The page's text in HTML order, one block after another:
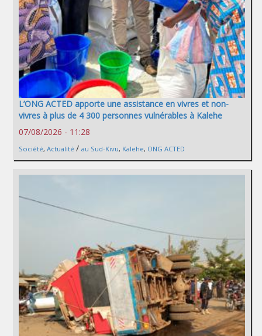
L’ONG ACTED apporte une assistance en vivres et non-
vivres à plus de 4 300 personnes vulnérables à Kalehe
07/08/2026 - 11:28
Société, Actualité / au Sud-Kivu, Kalehe, ONG ACTED